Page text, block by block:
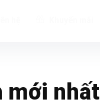
mới nhất